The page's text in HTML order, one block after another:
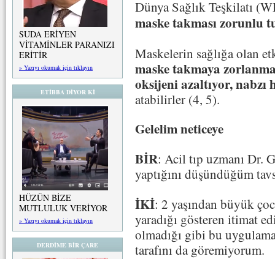
SUDA ERİYEN
VİTAMİNLER PARANIZI
ERİTİR
» Yazıyı okumak için tıklayın
ETİBBA DİYOR Kİ
HÜZÜN BİZE
MUTLULUK VERİYOR
» Yazıyı okumak için tıklayın
DERDİME BİR ÇARE
Dünya Sağlık Teşkilatı
maske takması zorunlu
Maskelerin sağlığa olan
maske takmaya
oksijeni azaltıyor, nabzı
atabilirler (4, 5).
Gelelim neticeye
BİR: Acil tıp uzmanı Dr.
yaptığını düşündüğüm
İKİ: 2 yaşından büyük
yaradığı gösteren itimat
olmadığı gibi bu
tarafını da göremiyorum.